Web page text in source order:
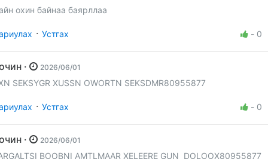
охин байнаа баярллаа
· Устгах - 0
Зочин · 2026/06/01
SEKSYGR XUSSN OWORTN SEKSDMR80955877
· Устгах - 0
Зочин · 2026/06/01
BOOBNI AMTLMAAR XELEERE GUN DOLOOX80955877